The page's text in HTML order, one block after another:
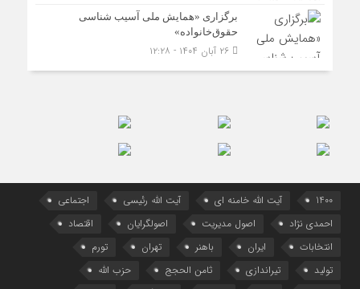
برگزاری «همایش ملی آسیب شناسی
حقوق‌خانواده»
۲۶ آبان ۱۴۰۴ - ۱۲:۲۸
1400 آیت الله خامنه ای آیت الله رئیسی
اجتماعی
احمدی نژاد
اصول مدیریت اصولگرایان
اقتصاد
انتخابات
ایران باهنر تهران
تورم
تولید
تیراندازی ثامن الحجج
حزب الله